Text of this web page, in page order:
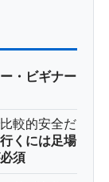
・ビギナー
較的安全だ
くには足場
須